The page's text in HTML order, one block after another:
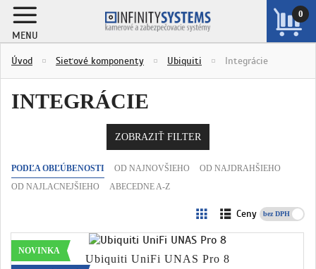
MENU
0
Úvod Sieťové komponenty Ubiquiti Integrácie
INTEGRÁCIE
ZOBRAZIŤ FILTER
PODĽA OBĽÚBENOSTI OD NAJNOVŠIEHO
OD NAJDRAHŠIEHO
OD NAJLACNEJŠIEHO
ABECEDNE A-Z
Ceny s DPH
NOVINKA
Ubiquiti UniFi UNAS Pro 8